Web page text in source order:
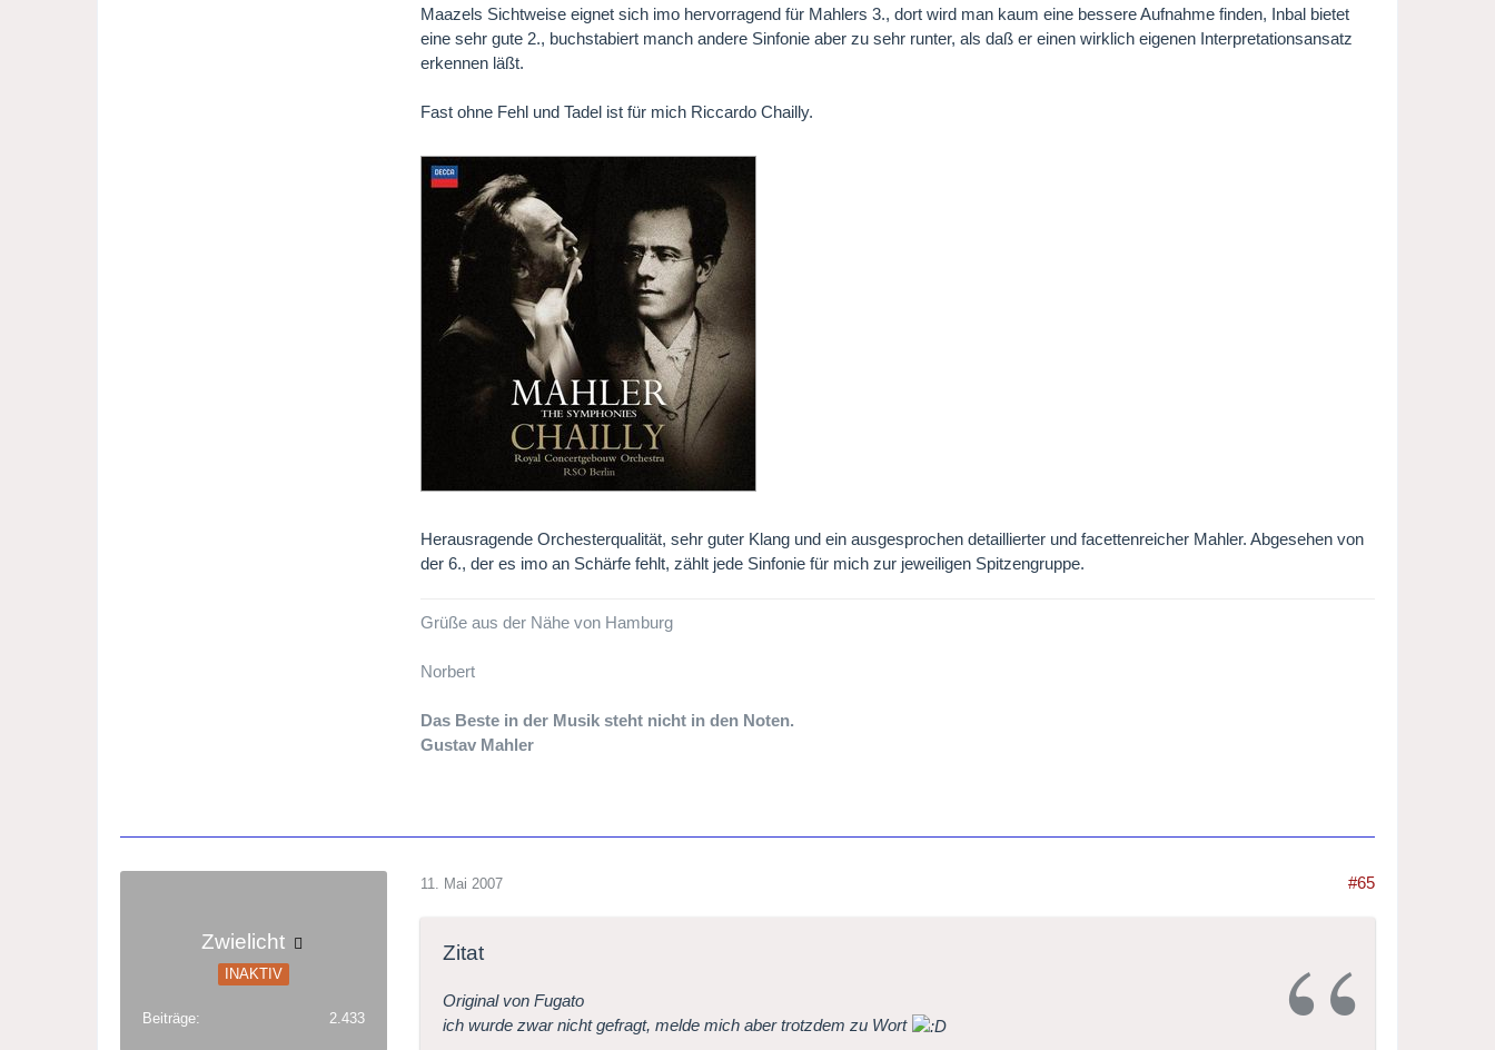
Maazels Sichtweise eignet sich imo hervorragend für Mahlers 3., dort wird man kaum eine bessere Aufnahme finden, Inbal bietet
eine sehr gute 2., buchstabiert manch andere Sinfonie aber zu sehr runter, als daß er einen wirklich eigenen Interpretationsansatz
erkennen läßt.
Fast ohne Fehl und Tadel ist für mich Riccardo Chailly.
Herausragende Orchesterqualität, sehr guter Klang und ein ausgesprochen detaillierter und facettenreicher Mahler. Abgesehen von
der 6., der es imo an Schärfe fehlt, zählt jede Sinfonie für mich zur jeweiligen Spitzengruppe.
Grüße aus der Nähe von Hamburg
Norbert
Das Beste in der Musik steht nicht in den Noten.
Gustav Mahler
Zwielicht
INAKTIV
Beiträge 2.433
11. Mai 2007 #65
Zitat
Original von Fugato
ich wurde zwar nicht gefragt, melde mich aber trotzdem zu Wort